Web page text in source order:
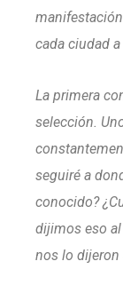
cada ciudad
La primera
selección.
seguiré a
conocido?
dijimos eso al
nos lo dijeron